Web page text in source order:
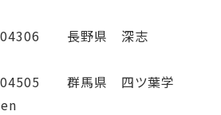
長野県 深志
群馬県 四ツ葉学